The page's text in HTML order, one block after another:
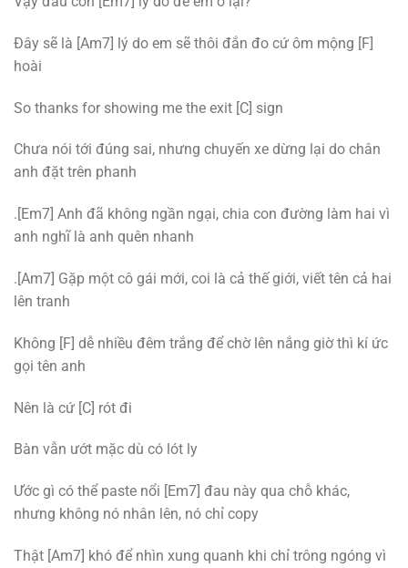
Đây sẽ là [Am7] lý do em sẽ thôi đắn đo cứ ôm mộng [F]
hoài
So thanks for showing me the exit [C] sign
Chưa nói tới đúng sai, nhưng chuyến xe dừng lại do chân
anh đặt trên phanh
.[Em7] Anh đã không ngần ngại, chia con đường làm hai vì
anh nghĩ là anh quên nhanh
.[Am7] Gặp một cô gái mới, coi là cả thế giới, viết tên cả hai
lên tranh
Không [F] dễ nhiều đêm trắng để chờ lên nắng giờ thì kí ức
gọi tên anh
Nên là cứ [C] rót đi
Bàn vẫn ướt mặc dù có lót ly
Ước gì có thể paste nổi [Em7] đau này qua chỗ khác,
nhưng không nó nhân lên, nó chỉ copy
Thật [Am7] khó để nhìn xung quanh khi chỉ trông ngóng vì